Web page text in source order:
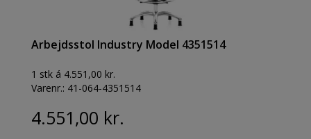
Arbejdsstol Industry Model 4351514
1 stk á 4.551,00 kr.
Varenr.: 41-064-4351514
4.551,00 kr.